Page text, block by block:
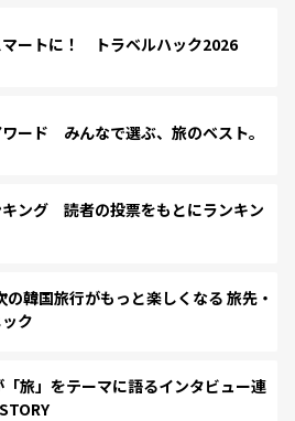
マートに！ トラベルハック2026
ード みんなで選ぶ、旅のベスト。
ング 読者の投票をもとにランキン
韓国旅行がもっと楽しくなる 旅先・
ク
旅」をテーマに語るインタビュー連